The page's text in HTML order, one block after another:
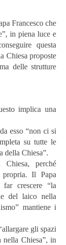
Francesco che
in piena luce e
questa
Chiesa proposte
delle strutture
implica una
esso “non ci si
su tutte le
della Chiesa”.
perché
Il Papa
crescere “la
del laico nella
mantiene i
gli spazi
nella Chiesa”, in